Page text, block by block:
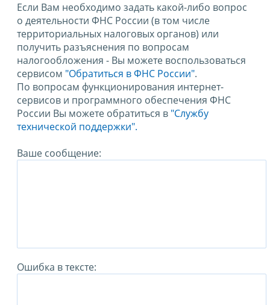
Если Вам необходимо задать какой-либо вопрос
о деятельности ФНС России (в том числе
территориальных налоговых органов) или
получить разъяснения по вопросам
налогообложения - Вы можете воспользоваться
сервисом "Обратиться в ФНС России".
По вопросам функционирования интернет-
сервисов и программного обеспечения ФНС
России Вы можете обратиться в "Службу
технической поддержки".
Ваше сообщение:
Ошибка в тексте: